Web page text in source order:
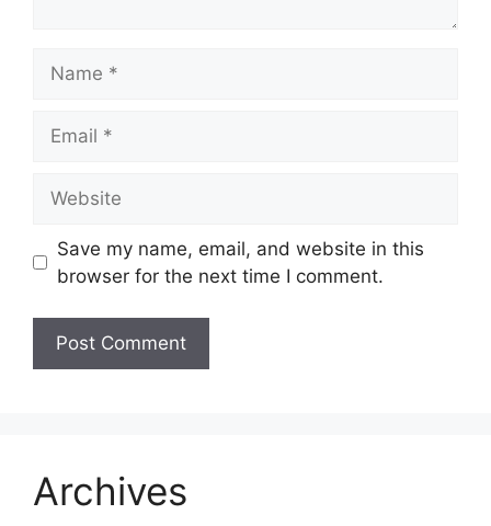
Save my name, email, and website in this
browser for the next time I comment.
Archives